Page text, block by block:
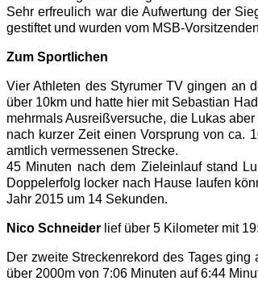
Sehr erfreulich war die Aufwertung der
gestiftet und wurden vom MSB-
Zum Sportlichen
Vier Athleten des Styrumer TV gingen an
über 10km und hatte hier mit Sebastian
mehrmals Ausreißversuche, die Lukas
nach kurzer Zeit einen Vorsprung von ca.
amtlich vermessenen Strecke.
45 Minuten nach dem Zieleinlauf stand
Doppelerfolg locker nach Hause laufen
Jahr 2015 um 14 Sekunden.
Nico Schneider lief über 5 Kilometer mit
Der zweite Streckenrekord des Tages ging
über 2000m von 7:06 Minuten auf 6:44